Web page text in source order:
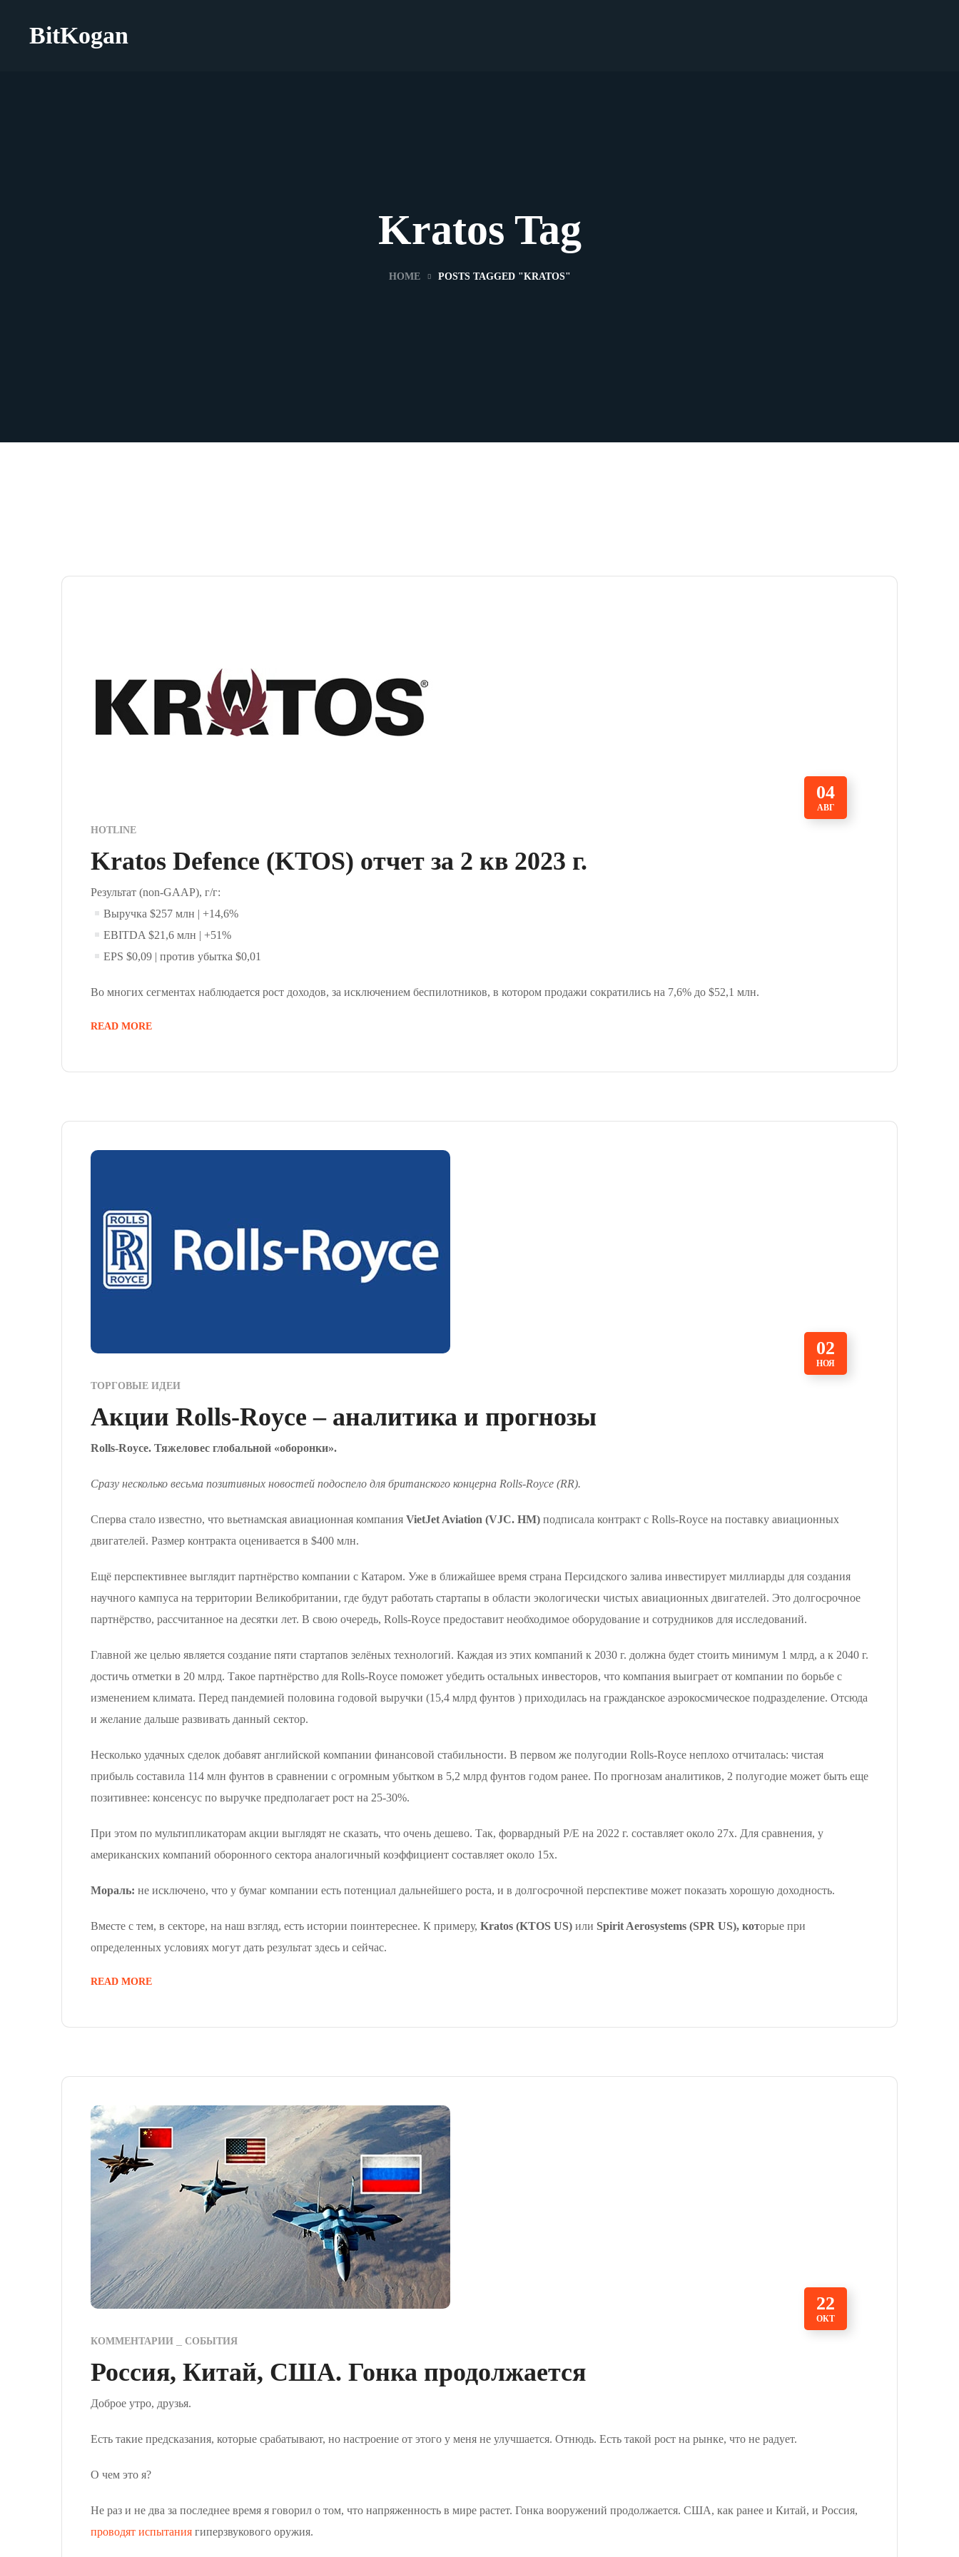
BitKogan
Kratos Tag
HOME POSTS TAGGED "KRATOS"
04
АВГ
HOTLINE
Kratos Defence (KTOS) отчет за 2 кв 2023 г.
Результат (non-GAAP), г/г:
Выручка $257 млн | +14,6%
EBITDA $21,6 млн | +51%
EPS $0,09 | против убытка $0,01
Во многих сегментах наблюдается рост доходов, за исключением беспилотников, в котором продажи сократились на 7,6% до $52,1 млн.
READ MORE
02
НОЯ
ТОРГОВЫЕ ИДЕИ
Акции Rolls-Royce – аналитика и прогнозы
Rolls-Royce. Тяжеловес глобальной «оборонки».
Сразу несколько весьма позитивных новостей подоспело для британского концерна Rolls-Royce (RR).
Сперва стало известно, что вьетнамская авиационная компания VietJet Aviation (VJC. HM) подписала контракт с Rolls-Royce на поставку авиационных
двигателей. Размер контракта оценивается в $400 млн.
Ещё перспективнее выглядит партнёрство компании с Катаром. Уже в ближайшее время страна Персидского залива инвестирует миллиарды для создания
научного кампуса на территории Великобритании, где будут работать стартапы в области экологически чистых авиационных двигателей. Это долгосрочное
партнёрство, рассчитанное на десятки лет. В свою очередь, Rolls-Royce предоставит необходимое оборудование и сотрудников для исследований.
Главной же целью является создание пяти стартапов зелёных технологий. Каждая из этих компаний к 2030 г. должна будет стоить минимум 1 млрд, а к 2040 г.
достичь отметки в 20 млрд. Такое партнёрство для Rolls-Royce поможет убедить остальных инвесторов, что компания выиграет от компании по борьбе с
изменением климата. Перед пандемией половина годовой выручки (15,4 млрд фунтов ) приходилась на гражданское аэрокосмическое подразделение. Отсюда
и желание дальше развивать данный сектор.
Несколько удачных сделок добавят английской компании финансовой стабильности. В первом же полугодии Rolls-Royce неплохо отчиталась: чистая
прибыль составила 114 млн фунтов в сравнении с огромным убытком в 5,2 млрд фунтов годом ранее. По прогнозам аналитиков, 2 полугодие может быть еще
позитивнее: консенсус по выручке предполагает рост на 25-30%.
При этом по мультипликаторам акции выглядят не сказать, что очень дешево. Так, форвардный P/E на 2022 г. составляет около 27х. Для сравнения, у
американских компаний оборонного сектора аналогичный коэффициент составляет около 15х.
Мораль: не исключено, что у бумаг компании есть потенциал дальнейшего роста, и в долгосрочной перспективе может показать хорошую доходность.
Вместе с тем, в секторе, на наш взгляд, есть истории поинтереснее. К примеру, Kratos (KTOS US) или Spirit Aerosystems (SPR US), которые при
определенных условиях могут дать результат здесь и сейчас.
READ MORE
22
ОКТ
КОММЕНТАРИИ СОБЫТИЯ
Россия, Китай, США. Гонка продолжается
Доброе утро, друзья.
Есть такие предсказания, которые срабатывают, но настроение от этого у меня не улучшается. Отнюдь. Есть такой рост на рынке, что не радует.
О чем это я?
Не раз и не два за последнее время я говорил о том, что напряженность в мире растет. Гонка вооружений продолжается. США, как ранее и Китай, и Россия,
проводят испытания гиперзвукового оружия.